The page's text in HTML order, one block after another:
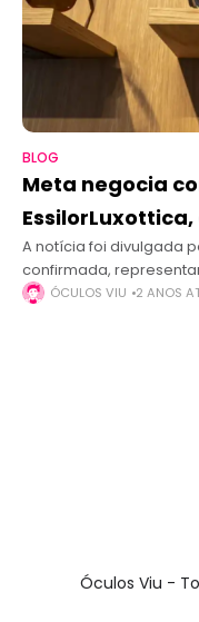
BLOG
Meta negocia
A notícia foi divulgada
confirmada,
bilhões por parte da
ÓCULOS VIU 2 ANOS
Óculos Viu -